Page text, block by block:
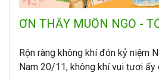
ƠN THẦY MUỐN NGỎ -
Rộn ràng không khí đón kỷ niệm
Nam 20/11, không khí vui tươi ấy